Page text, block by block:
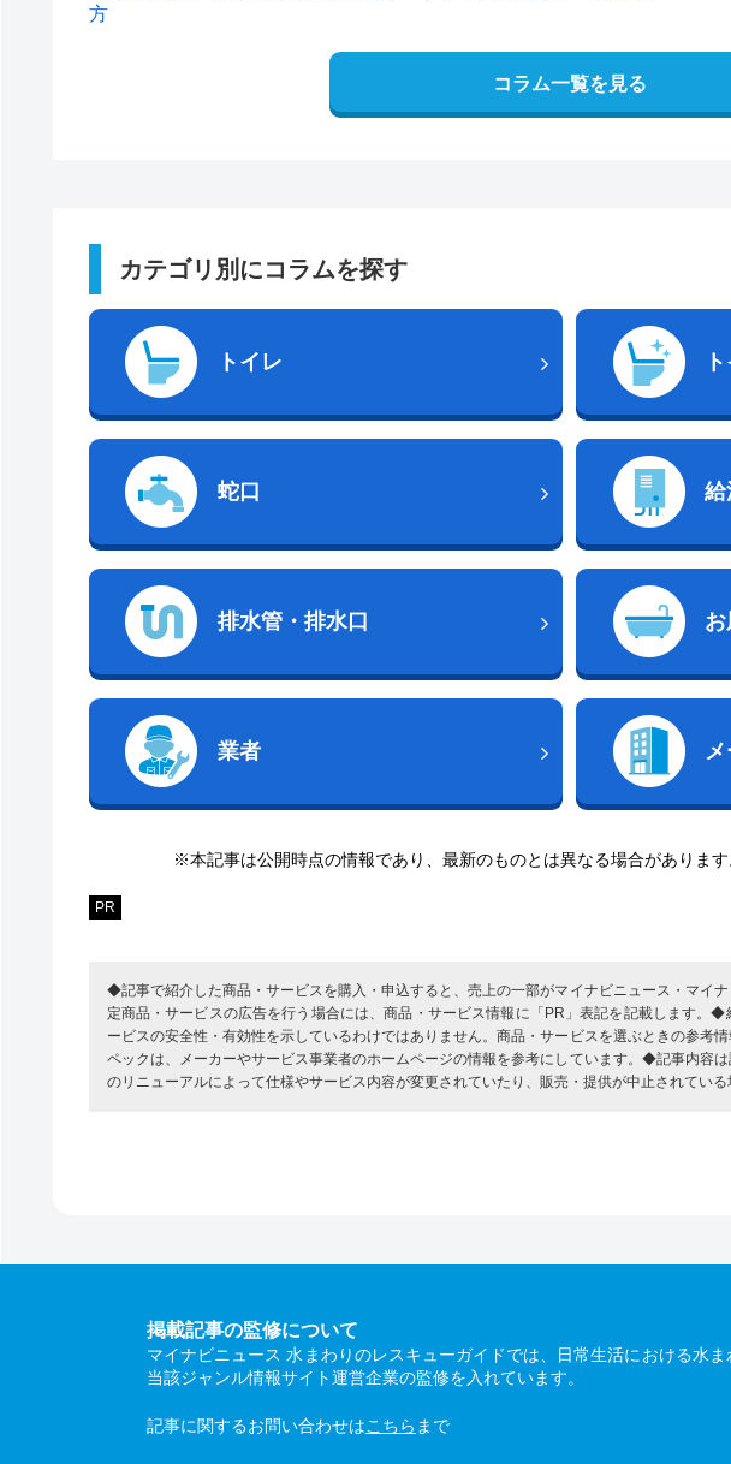
方
コラム一覧を見る
カテゴリ別にコラムを探す
トイレ
蛇口 給
排水管・排水口 お
業者
※本記事は公開時点の情報であり、最新のものとは異なる場合があります
PR
◆記事で紹介した商品・サービスを購入・申込すると、売上の一部がマイナビニュース・マイ
定商品・サービスの広告を行う場合には、商品・サービス情報に「PR」表記を記載します。
ービスの安全性・有効性を示しているわけではありません。商品・サービスを選ぶときの参考
ペックは、メーカーやサービス事業者のホームページの情報を参考にしています。◆記事内容
のリニューアルによって仕様やサービス内容が変更されていたり、販売・提供が中止されている
掲載記事の監修について
マイナビニュース 水まわりのレスキューガイドでは、日常生活における水
当該ジャンル情報サイト運営企業の監修を入れています。
記事に関するお問い合わせはこちら まで